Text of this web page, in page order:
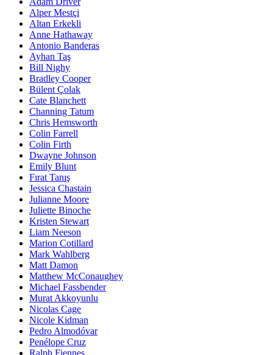
Alper Mestçi
Altan Erkekli
Anne Hathaway
Antonio Banderas
Ayhan Taş
Bill Nighy
Bradley Cooper
Bülent Çolak
Cate Blanchett
Channing Tatum
Chris Hemsworth
Colin Farrell
Colin Firth
Dwayne Johnson
Emily Blunt
Fırat Tanış
Jessica Chastain
Julianne Moore
Juliette Binoche
Kristen Stewart
Liam Neeson
Marion Cotillard
Mark Wahlberg
Matt Damon
Matthew McConaughey
Michael Fassbender
Murat Akkoyunlu
Nicolas Cage
Nicole Kidman
Pedro Almodóvar
Penélope Cruz